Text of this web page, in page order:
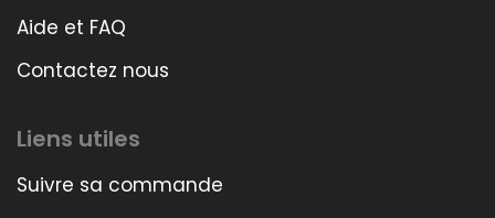
Aide et FAQ
Contactez nous
Liens utiles
Suivre sa commande